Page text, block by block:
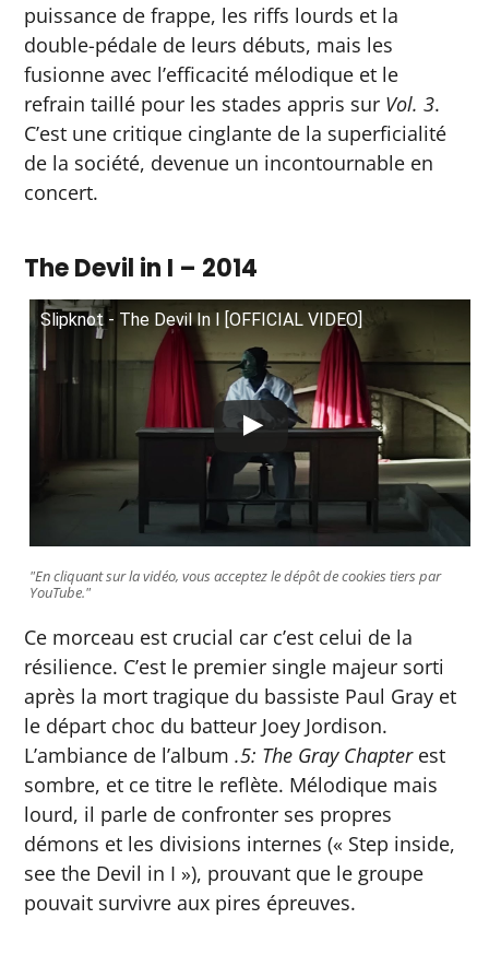
puissance de frappe, les riffs lourds et la
double-pédale de leurs débuts, mais les
fusionne avec l’efficacité mélodique et le
refrain taillé pour les stades appris sur Vol. 3.
C’est une critique cinglante de la superficialité
de la société, devenue un incontournable en
concert.
The Devil in I – 2014
Slipknot - The Devil In I [OFFICIAL VIDEO]
"En cliquant sur la vidéo, vous acceptez le dépôt de cookies tiers par
YouTube."
Ce morceau est crucial car c’est celui de la
résilience. C’est le premier single majeur sorti
après la mort tragique du bassiste Paul Gray et
le départ choc du batteur Joey Jordison.
L’ambiance de l’album.5: The Gray Chapterest
sombre, et ce titre le reflète. Mélodique mais
lourd, il parle de confronter ses propres
démons et les divisions internes (« Step inside,
see the Devil in I »), prouvant que le groupe
pouvait survivre aux pires épreuves.